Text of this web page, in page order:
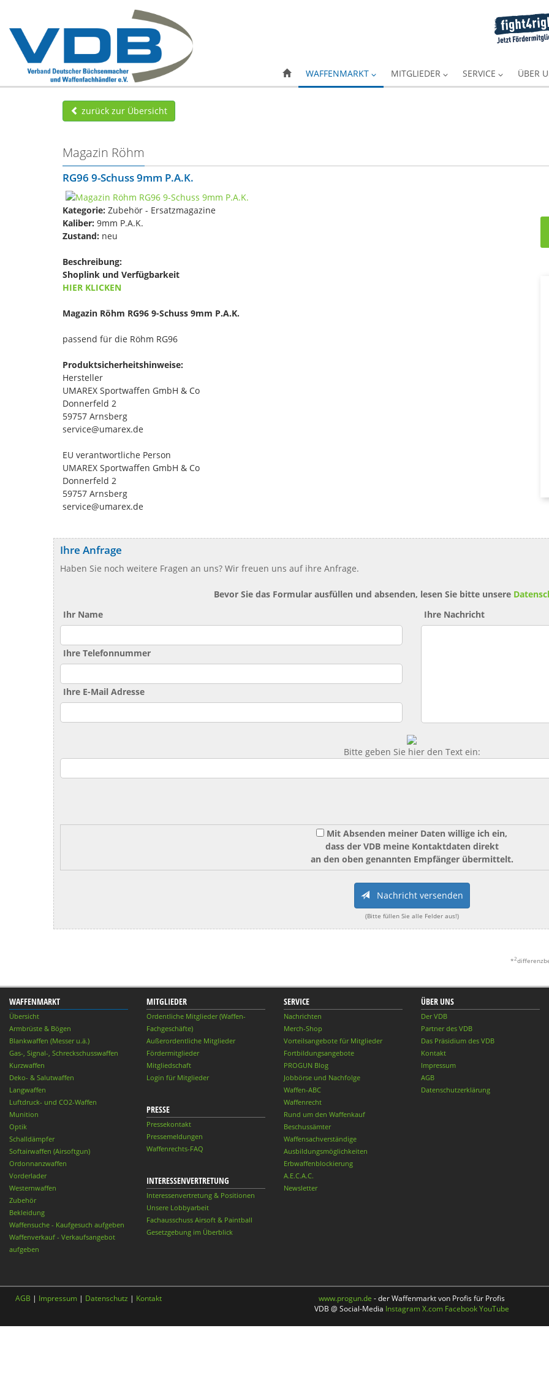
WAFFENMARKT MITGLIEDER SERVICE ÜBER
zurück zur Übersicht
Magazin Röhm
RG96 9-Schuss 9mm P.A.K.
Kategorie: Zubehör - Ersatzmagazine
Kaliber: 9mm P.A.K.
Zustand: neu
Beschreibung:
Shoplink und Verfügbarkeit
HIER KLICKEN
Magazin Röhm RG96 9-Schuss 9mm P.A.K.
passend für die Röhm RG96
Produktsicherheitshinweise:
Hersteller
UMAREX Sportwaffen GmbH & Co
Donnerfeld 2
59757 Arnsberg
service@umarex.de
EU verantwortliche Person
UMAREX Sportwaffen GmbH & Co
Donnerfeld 2
59757 Arnsberg
service@umarex.de
Ihre Anfrage
Haben Sie noch weitere Fragen an uns? Wir freuen uns auf ihre Anfrage.
Bevor Sie das Formular ausfüllen und absenden, lesen Sie bitte unsere
Ihr Name
Ihre Telefonnummer
Ihre E-Mail Adresse
Ihre Nachricht
Bitte geben Sie hier den Text ein:
Mit Absenden meiner Daten willige ich ein,
dass der VDB meine Kontaktdaten direkt
an den oben genannten Empfänger übermittelt.
Nachricht versenden
(Bitte füllen Sie alle Felder aus!)
*2
WAFFENMARKT
Übersicht
Armbrüste & Bögen
Blankwaffen (Messer u.ä.)
Gas-, Signal-, Schreckschusswaffen
Kurzwaffen
Deko- & Salutwaffen
Langwaffen
Luftdruck- und CO2-Waffen
Munition
Optik
Schalldämpfer
Softairwaffen (Airsoftgun)
Ordonnanzwaffen
Vorderlader
Westernwaffen
Zubehör
Bekleidung
Waffensuche - Kaufgesuch aufgeben
Waffenverkauf - Verkaufsangebot
aufgeben
MITGLIEDER
Ordentliche Mitglieder (Waffen-
Fachgeschäfte)
Außerordentliche Mitglieder
Fördermitglieder
Mitgliedschaft
Login für Mitglieder
PRESSE
Pressekontakt
Pressemeldungen
Waffenrechts-FAQ
INTERESSENVERTRETUNG
Interessenvertretung & Positionen
Unsere Lobbyarbeit
Fachausschuss Airsoft & Paintball
Gesetzgebung im Überblick
SERVICE
Nachrichten
Merch-Shop
Vorteilsangebote für Mitglieder
Fortbildungsangebote
PROGUN Blog
Jobbörse und Nachfolge
Waffen-ABC
Waffenrecht
Rund um den Waffenkauf
Beschussämter
Waffensachverständige
Ausbildungsmöglichkeiten
Erbwaffenblockierung
A.E.C.A.C.
Newsletter
ÜBER UNS
Der VDB
Partner des VDB
Das Präsidium des VDB
Kontakt
Impressum
AGB
Datenschutzerklärung
AGB | Impressum | Datenschutz | Kontakt www.progun.de - der Waffenmarkt von Profis für Profis
VDB @ Social-Media InstagramX.com FacebookYouTube